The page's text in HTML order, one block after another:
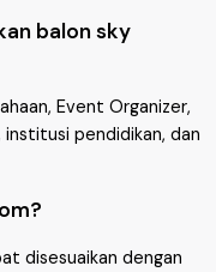
balon sky
Event Organizer,
institusi pendidikan, dan
disesuaikan dengan